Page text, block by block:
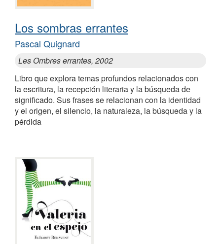
Los sombras errantes
Pascal Quignard
Les Ombres errantes, 2002
Libro que explora temas profundos relacionados con
la escritura, la recepción literaria y la búsqueda de
significado. Sus frases se relacionan con la identidad
y el origen, el silencio, la naturaleza, la búsqueda y la
pérdida